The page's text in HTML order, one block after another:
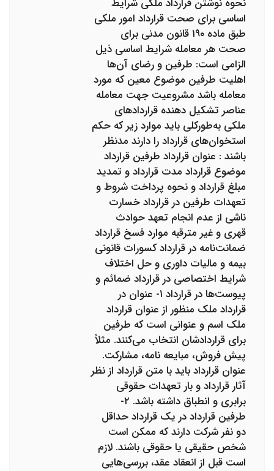
نحوه نوشتن قرارداد ملکی شرایط
اساسی برای صحت قرارداد امور ملکی
طبق ماده ۱۹۰ قانون مدنی برای
صحت هر معامله شرایط اساسی ذیل
الزامی است: طرفین و رضای آن‌ها
اهلیت طرفین موضوع معین که مورد
معامله باشد مشروعیت جهت معامله
عناصر تشکیل دهنده قراردادهای
ملکی به‌طورکلی باید موارد زیر که حکم
استخوان‌های قرارداد را دارند مدنظر
باشند : عنوان قرارداد طرفین قرارداد
موضوع قرارداد مدت قرارداد و تمدید
مبلغ قرارداد و نحوه پرداخت شروط و
تعهدات طرفین در قرارداد خسارت
ناشی از عدم انجام تعهد حوادث
قهری و غیر مترقبه موارد فسخ قرارداد
ضمانت‌نامه در قرارداد کسورات قانونی
بیمه و مالیات داوری و حل اختلاف
شرایط اختصاصی در قرارداد ضمائم و
پیوست‌ها در قرارداد ۱- عنوان در
قرارداد ملک منظور از عنوان قرارداد
ملک اسم و عنوانی است که طرفین
برای قراردادشان انتخاب می‌کنند. مثلاً
پیش فروش، مبایعه نامه، مشارکت.
عنوان قرارداد باید با متن قرارداد از نظر
آثار قرارداد و بار تعهدات حقوقی
برابری و انطباق داشته باشد. ۲-
طرفین قرارداد در یک قرارداد حداقل
دو نفر شرکت دارند که ممکن است
شخص حقیقی یا حقوقی باشند. لازم
است قبل از انعقاد عقد، بررسی‌هایی